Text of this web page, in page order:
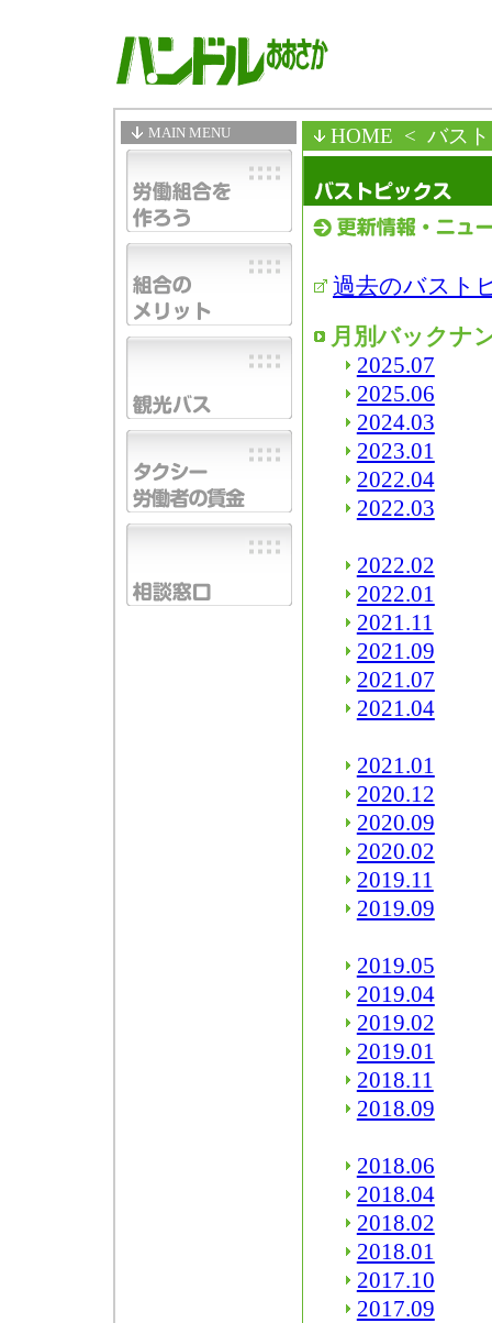
MAIN MENU HOME < バス
過去のバスト
月別バックナ
2025.07
2025.06
2024.03
2023.01
2022.04
2022.03
2022.02
2022.01
2021.11
2021.09
2021.07
2021.04
2021.01
2020.12
2020.09
2020.02
2019.11
2019.09
2019.05
2019.04
2019.02
2019.01
2018.11
2018.09
2018.06
2018.04
2018.02
2018.01
2017.10
2017.09